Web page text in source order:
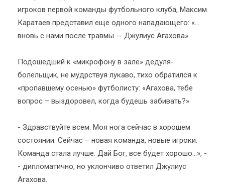
игроков первой команды футбольного клуба, Максим
Каратаев представил еще одного нападающего: «…
вновь с нами после травмы -- Джулиус Агахова».
Подошедший к «микрофону в зале» дедуля-
болельщик, не мудрствуя лукаво, тихо обратился к
«пропавшему осенью» футболисту: «Агахова, тебе
вопрос – выздоровел, когда будешь забивать?»
- Здравствуйте всем. Моя нога сейчас в хорошем
состоянии. Сейчас – новая команда, новые игроки.
Команда стала лучше. Дай Бог, все будет хорошо…», -
- дипломатично, но уклончиво ответил Джулиус
Агахова.